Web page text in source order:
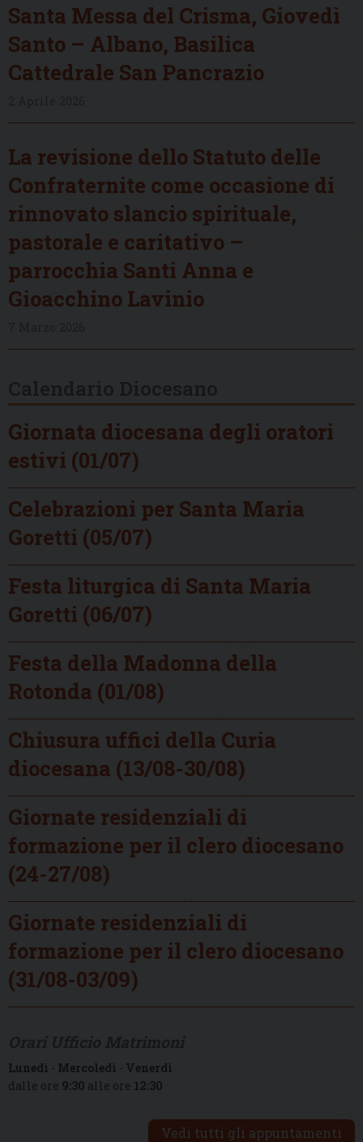
Santa Messa del Crisma, Giovedì
Santo – Albano, Basilica
Cattedrale San Pancrazio
La revisione dello Statuto delle
Confraternite come occasione di
rinnovato slancio spirituale,
pastorale e caritativo –
parrocchia Santi Anna e
Gioacchino Lavinio
Giornata diocesana degli oratori
estivi (01/07)
Celebrazioni per Santa Maria
Goretti (05/07)
Festa liturgica di Santa Maria
Goretti (06/07)
Festa della Madonna della
Rotonda (01/08)
Chiusura uffici della Curia
diocesana (13/08-30/08)
Giornate residenziali di
formazione per il clero diocesano
(24-27/08)
Giornate residenziali di
formazione per il clero diocesano
(31/08-03/09)
Lunedì - Mercoledì - Venerdì
dalle ore 9:30 alle ore 12:30
Vedi tutti gli appuntamenti